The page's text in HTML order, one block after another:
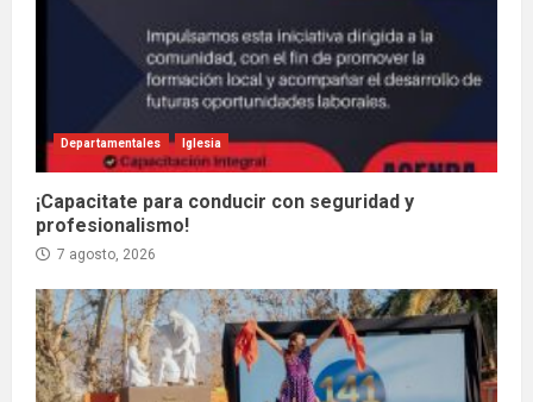
Departamentales Iglesia
¡Capacitate para conducir con seguridad y
profesionalismo!
7 agosto, 2026